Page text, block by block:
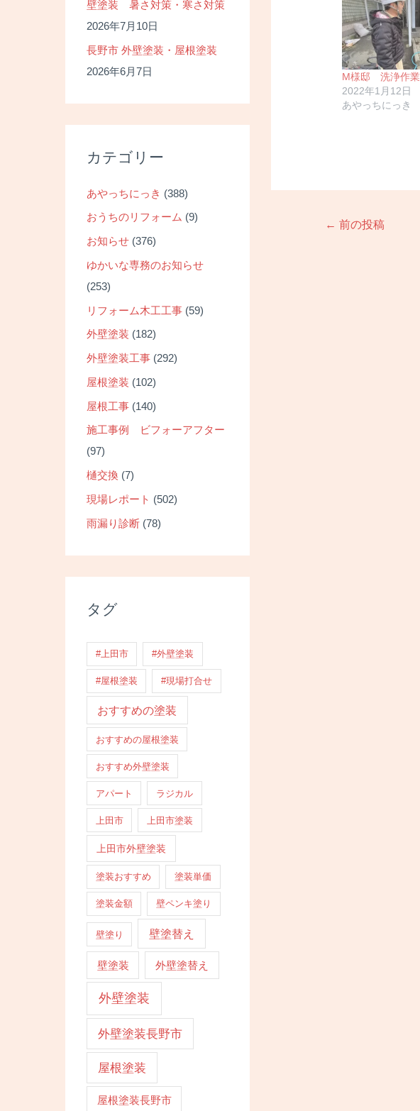
壁塗装 暑さ対策・寒さ対策
2026年7月10日
長野市 外壁塗装・屋根塗装
2026年6月7日
カテゴリー
あやっちにっき (388)
おうちのリフォーム (9)
お知らせ (376)
ゆかいな専務のお知らせ
(253)
リフォーム木工工事 (59)
外壁塗装 (182)
外壁塗装工事 (292)
屋根塗装 (102)
屋根工事 (140)
施工事例 ビフォーアフター
(97)
樋交換 (7)
現場レポート (502)
雨漏り診断 (78)
タグ
#上田市 #外壁塗装
#屋根塗装 #現場打合せ
おすすめの塗装
おすすめの屋根塗装
おすすめ外壁塗装
アパート ラジカル
上田市 上田市塗装
上田市外壁塗装
塗装おすすめ 塗装単価
塗装金額 壁ペンキ塗り
壁塗り 壁塗替え
壁塗装 外壁塗替え
外壁塗装
外壁塗装長野市
屋根塗装
屋根塗装長野市
M様邸 洗浄作業
2022年1月12日
あやっちにっき
← 前の投稿